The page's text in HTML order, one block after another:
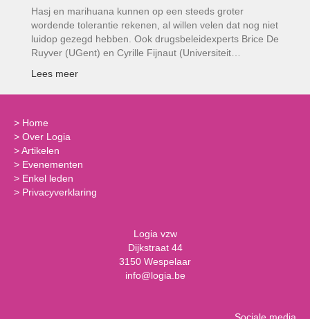
Hasj en marihuana kunnen op een steeds groter
wordende tolerantie rekenen, al willen velen dat nog niet
luidop gezegd hebben. Ook drugsbeleidexperts Brice De
Ruyver (UGent) en Cyrille Fijnaut (Universiteit…
Lees meer
> Home
> Over Logia
>Artikelen
> Evenementen
> Enkel leden
> Privacyverklaring
Logia vzw
Dijkstraat 44
3150 Wespelaar
info@logia.be